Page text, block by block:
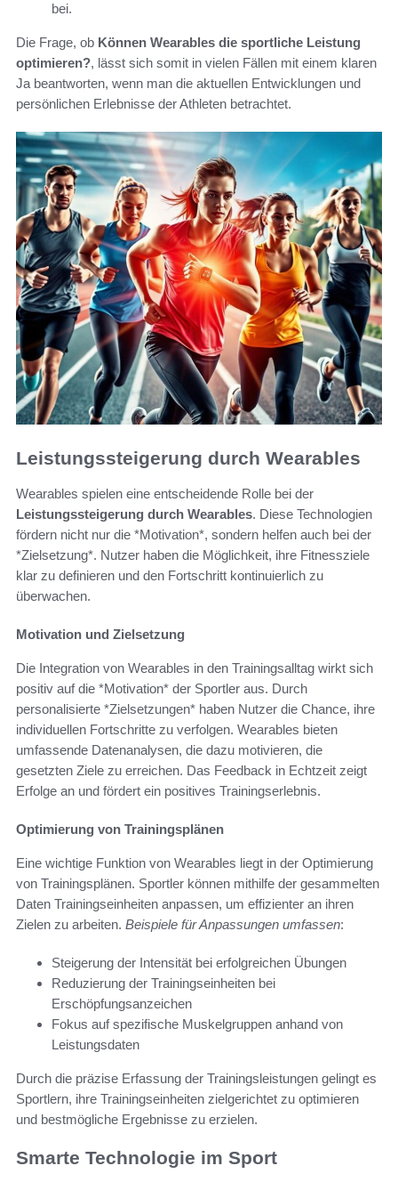
bei.
Die Frage, ob Können Wearables die sportliche Leistung
optimieren?, lässt sich somit in vielen Fällen mit einem klaren
Ja beantworten, wenn man die aktuellen Entwicklungen und
persönlichen Erlebnisse der Athleten betrachtet.
Leistungssteigerung durch Wearables
Wearables spielen eine entscheidende Rolle bei der
Leistungssteigerung durch Wearables. Diese Technologien
fördern nicht nur die *Motivation*, sondern helfen auch bei der
*Zielsetzung*. Nutzer haben die Möglichkeit, ihre Fitnessziele
klar zu definieren und den Fortschritt kontinuierlich zu
überwachen.
Motivation und Zielsetzung
Die Integration von Wearables in den Trainingsalltag wirkt sich
positiv auf die *Motivation* der Sportler aus. Durch
personalisierte *Zielsetzungen* haben Nutzer die Chance, ihre
individuellen Fortschritte zu verfolgen. Wearables bieten
umfassende Datenanalysen, die dazu motivieren, die
gesetzten Ziele zu erreichen. Das Feedback in Echtzeit zeigt
Erfolge an und fördert ein positives Trainingserlebnis.
Optimierung von Trainingsplänen
Eine wichtige Funktion von Wearables liegt in der Optimierung
von Trainingsplänen. Sportler können mithilfe der gesammelten
Daten Trainingseinheiten anpassen, um effizienter an ihren
Zielen zu arbeiten. Beispiele für Anpassungen umfassen:
Steigerung der Intensität bei erfolgreichen Übungen
Reduzierung der Trainingseinheiten bei
Erschöpfungsanzeichen
Fokus auf spezifische Muskelgruppen anhand von
Leistungsdaten
Durch die präzise Erfassung der Trainingsleistungen gelingt es
Sportlern, ihre Trainingseinheiten zielgerichtet zu optimieren
und bestmögliche Ergebnisse zu erzielen.
Smarte Technologie im Sport